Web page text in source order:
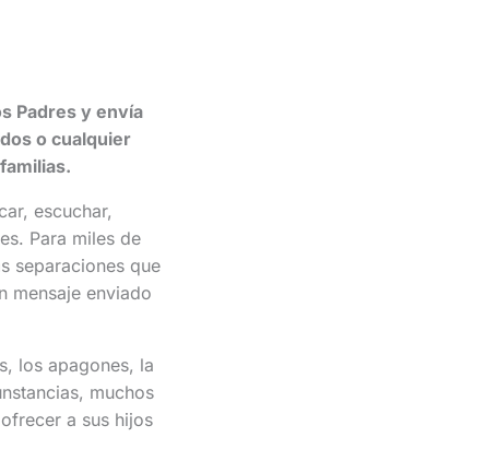
Padres y envía
o cualquier
escuchar,
Para miles de
separaciones que
mensaje enviado
los apagones, la
muchos
a sus hijos